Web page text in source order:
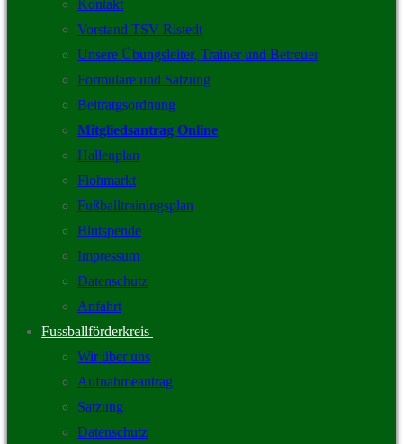
Kontakt
Vorstand TSV Ristedt
Unsere Übungsleiter, Trainer und Betreuer
Formulare und Satzung
Beitratgsordnung
Mitgliedsantrag Online
Hallenplan
Flohmarkt
Fußballtrainingsplan
Blutspende
Impressum
Datenschutz
Anfahrt
Fussballförderkreis
Wir über uns
Aufnahmeantrag
Satzung
Datenschutz